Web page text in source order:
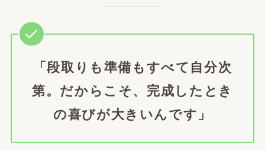
「段取りも準備もすべて自分次
第。だからこそ、完成したとき
の喜びが大きいんです」